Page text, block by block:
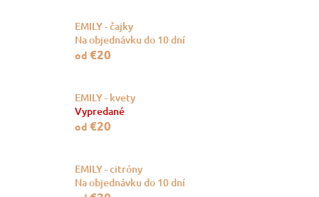
EMILY - čajky
Na objednávku do 10 dní
od €20
EMILY - kvety
Vypredané
od €20
EMILY - citróny
Na objednávku do 10 dní